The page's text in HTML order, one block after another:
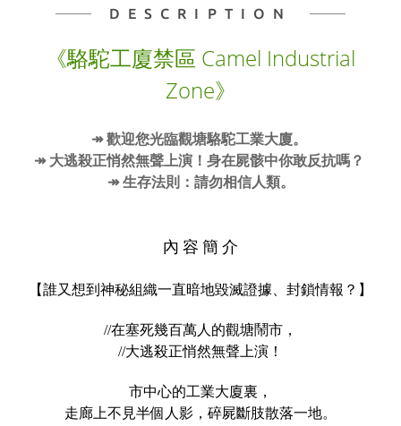
DESCRIPTION
《駱駝工廈禁區 Camel Industrial
Zone》
↠ 歡迎您光臨觀塘駱駝工業大廈。
↠ 大逃殺正悄然無聲上演！身在屍骸中你敢反抗嗎？
↠ 生存法則：請勿相信人類。
內 容 簡 介
【誰又想到神秘組織一直暗地毀滅證據、封鎖情報？】
//在塞死幾百萬人的觀塘鬧市，
//大逃殺正悄然無聲上演！
市中心的工業大廈裏，
走廊上不見半個人影，碎屍斷肢散落一地。